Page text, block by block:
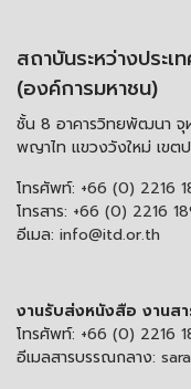
สถาบันระหว่างประ
(องค์การมหาชน)
ชั้น 8 อาคารวิทยพัฒนา จุ
พญาไท แขวงวังใหม่ เขต
โทรศัพท์: +66 (0) 2216
โทรสาร: +66 (0) 2216
อีเมล: info@itd.or.th
งานรับส่งหนังสือ งานส
โทรศัพท์: +66 (0) 2216
อีเมลสารบรรณกลาง: